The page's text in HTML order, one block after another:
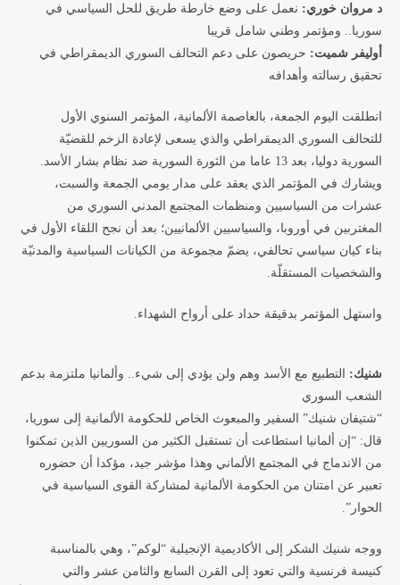
د مروان خوري: نعمل على وضع خارطة طريق للحل السياسي في
سوريا.. ومؤتمر وطني شامل قريبا
أوليفر شميت: حريصون على دعم التحالف السوري الديمقراطي في
تحقيق رسالته وأهدافه
انطلقت اليوم الجمعة، بالعاصمة الألمانية، المؤتمر السنوي الأول
للتحالف السوري الديمقراطي والذي يسعى لإعادة الزخم للقضيّة
السورية دوليا، بعد 13 عاما من الثورة السورية ضد نظام بشار الأسد.
ويشارك في المؤتمر الذي يعقد على مدار يومي الجمعة والسبت،
عشرات من السياسيين ومنظمات المجتمع المدني السوري من
المغتربين في أوروبا، والسياسيين الألمانيين؛ بعد أن نجح اللقاء الأول في
بناء كيان سياسي تحالفي، يضمّ مجموعة من الكيانات السياسية والمدنيّة
والشخصيات المستقلّة.
واستهل المؤتمر بدقيقة حداد على أرواح الشهداء.
شنيك: التطبيع مع الأسد وهم ولن يؤدي إلى شيء.. وألمانيا ملتزمة بدعم
الشعب السوري
“شتيفان شنيك” السفير والمبعوث الخاص للحكومة الألمانية إلى سوريا،
قال: “إن ألمانيا استطاعت أن تستقبل الكثير من السوريين الذين تمكنوا
من الاندماج في المجتمع الألماني وهذا مؤشر جيد، مؤكدا أن حضوره
تعبير عن امتنان من الحكومة الألمانية لمشاركة القوى السياسية في
الحوار”.
ووجه شنيك الشكر إلى الأكاديمية الإنجيلية “لوكم”، وهي بالمناسبة
كنيسة فرنسية والتي تعود إلى القرن السابع والثامن عشر والتي